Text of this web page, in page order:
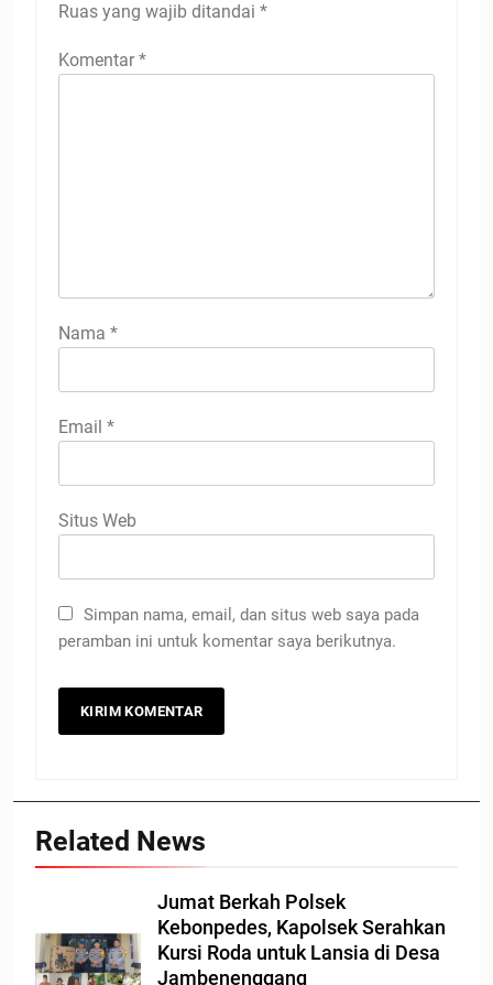
Ruas yang wajib ditandai *
Komentar *
Nama *
Email *
Situs Web
Simpan nama, email, dan situs web saya pada
peramban ini untuk komentar saya berikutnya.
Related News
Jumat Berkah Polsek
Kebonpedes, Kapolsek Serahkan
Kursi Roda untuk Lansia di Desa
Jambenenggang